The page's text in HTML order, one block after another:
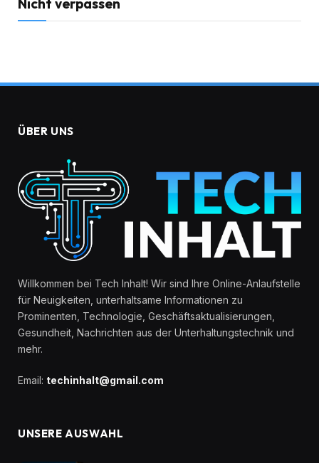
ÜBER UNS
Willkommen bei Tech Inhalt! Wir sind Ihre Online-Anlaufstelle
für Neuigkeiten, unterhaltsame Informationen zu
Prominenten, Technologie, Geschäftsaktualisierungen,
Gesundheit, Nachrichten aus der Unterhaltungstechnik und
mehr.
Email: techinhalt@gmail.com
UNSERE AUSWAHL